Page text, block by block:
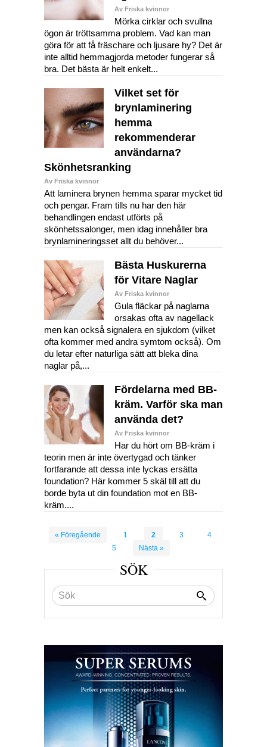
Av Friska kvinnor
Mörka cirklar och svullna
ögon är tröttsamma problem. Vad kan man
göra för att få fräschare och ljusare hy? Det är
inte alltid hemmagjorda metoder fungerar så
bra. Det bästa är helt enkelt...
Vilket set för
brynlaminering
hemma
rekommenderar
användarna?
Skönhetsranking
Av Friska kvinnor
Att laminera brynen hemma sparar mycket tid
och pengar. Fram tills nu har den här
behandlingen endast utförts på
skönhetssalonger, men idag innehåller bra
brynlamineringsset allt du behöver...
Bästa Huskurerna
för Vitare Naglar
Av Friska kvinnor
Gula fläckar på naglarna
orsakas ofta av nagellack
men kan också signalera en sjukdom (vilket
ofta kommer med andra symtom också). Om
du letar efter naturliga sätt att bleka dina
naglar på,...
Fördelarna med BB-
kräm. Varför ska man
använda det?
Av Friska kvinnor
Har du hört om BB-kräm i
teorin men är inte övertygad och tänker
fortfarande att dessa inte lyckas ersätta
foundation? Här kommer 5 skäl till att du
borde byta ut din foundation mot en BB-
kräm....
« Föregående 1 2 3
4
5
Nästa »
SÖK